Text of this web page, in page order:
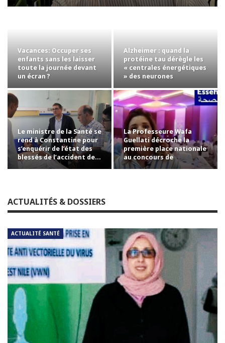
Vacances: Occuper ses
enfants sans les laisser
toute la journée devant
un écran ?
Alzheimer : quand la
protéine tau dérègle les
« centrales énergétiques
» des neurones
Le ministre de la Santé se
rend à Constantine pour
s’enquérir de l’état des
blessés de l’accident de…
La Professeure Wafa
Guellati décroche la
première place nationale
au concours de
professorat avec la…
ACTUALITÉS & DOSSIERS
ACTUALITÉ SANTÉ